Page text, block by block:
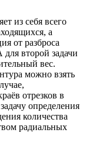
из себя всего
а
от разброса
второй задачи
вес.
можно взять
отрезков в
определения
количества
радиальных